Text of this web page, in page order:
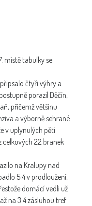
místě tabulky se
čtyři výhry a
porazil Děčín,
přičemž většinu
a výborně sehrané
v uplynulých pěti
celkových 22 branek
na Kralupy nad
5:4 v prodloužení,
domácí vedli už
na 3:4 zásluhou tref